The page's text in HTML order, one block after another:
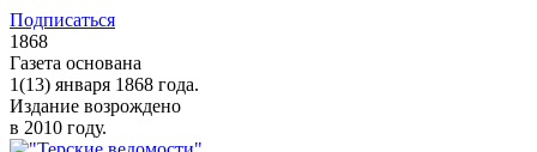
Подписаться
1868
Газета основана
1(13) января 1868 года.
Издание возрождено
в 2010 году.